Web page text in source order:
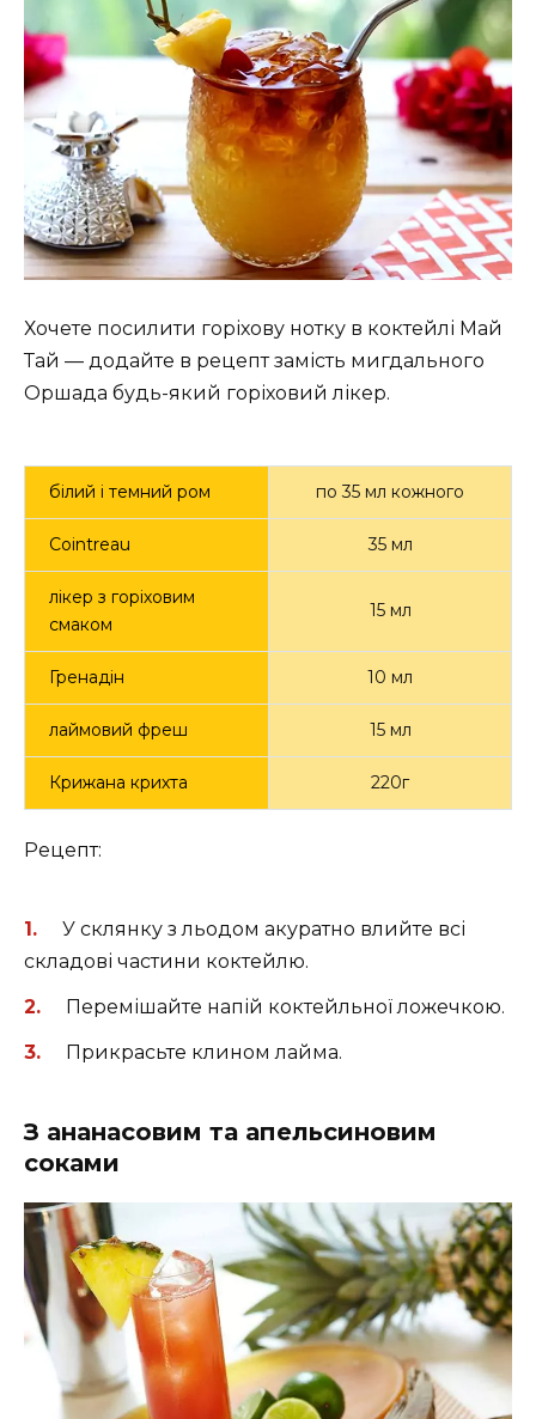
Хочете посилити горіхову нотку в коктейлі Май
Тай — додайте в рецепт замість мигдального
Оршада будь-який горіховий лікер.
білий і темний ром по 35 мл кожного
Cointreau 35 мл
лікер з горіховим
смаком
15 мл
Гренадін 10 мл
лаймовий фреш 15 мл
Крижана крихта 220г
Рецепт:
У склянку з льодом акуратно влийте всі
складові частини коктейлю.
Перемішайте напій коктейльної ложечкою.
Прикрасьте клином лайма.
З ананасовим та апельсиновим
соками